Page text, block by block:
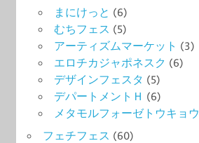
まにけっと (6)
むちフェス (5)
アーティズムマーケット (3)
エロチカジャポネスク (6)
デザインフェスタ (5)
デパートメントＨ (6)
メタモルフォーゼトウキョウ
フェチフェス (60)